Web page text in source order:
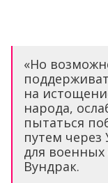
«Но
на
народа,
пытаться
путем через
для военных
Вундрак.